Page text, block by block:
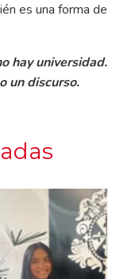
es una forma de
hay universidad.
un discurso.